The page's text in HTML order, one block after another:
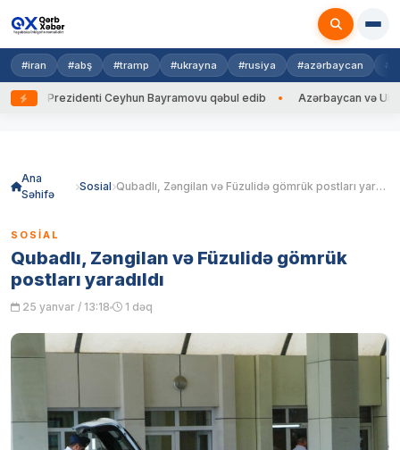
#iran #abş #tramp #ukrayna #rusiya #azərbaycan
Prezidenti Ceyhun Bayramovu qəbul edib Azərbaycan və
Ana
Səhifə
Sosial Qubadlı, Zəngilan və Füzulidə gömrük postları yaradıldı
SOSIAL
Qubadlı, Zəngilan və Füzulidə gömrük
postları yaradıldı
25 yanvar / 13:18 1 dəq